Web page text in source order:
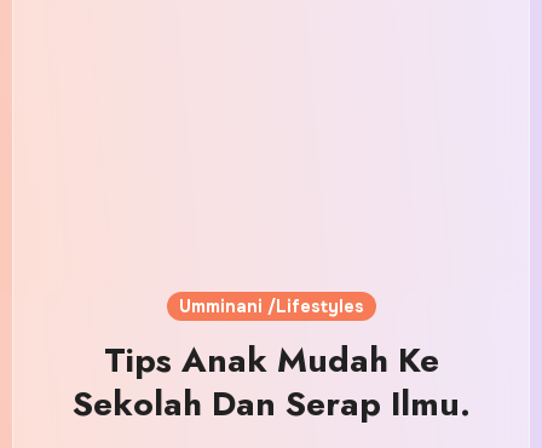
Umminani /Lifestyles
Tips Anak Mudah Ke
Sekolah Dan Serap Ilmu.